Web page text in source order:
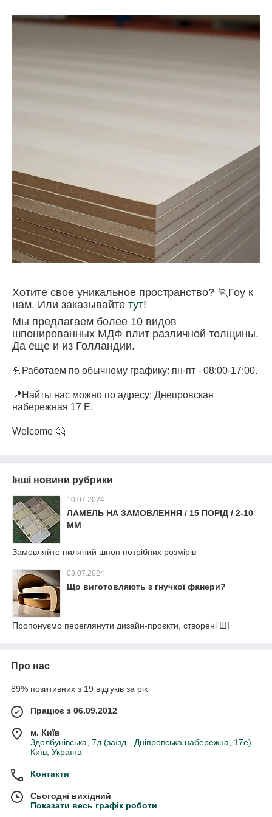
Хотите свое уникальное пространство? 🏃Гоу к
нам. Или заказывайте тут!
Мы предлагаем более 10 видов
шпонированных МДФ плит различной толщины.
Да еще и из Голландии.
💪Работаем по обычному графику: пн-пт - 08:00-17:00.
📍Найты нас можно по адресу: Днепровская
набережная 17 Е.
Welcome 🤗
Інші новини рубрики
10.07.2024
ЛАМЕЛЬ НА ЗАМОВЛЕННЯ / 15 ПОРІД / 2-10
ММ
Замовляйте пиляний шпон потрібних розмірів
03.07.2024
Що виготовляють з гнучкої фанери?
Пропонуємо переглянути дизайн-проєкти, створені ШІ
Про нас
89% позитивних з 19 відгуків за рік
Працює з 06.09.2012
м. Київ
Здолбунівська, 7д (заїзд - Дніпровська набережна, 17е),
Київ, Україна
Контакти
Сьогодні вихідний
Показати весь графік роботи